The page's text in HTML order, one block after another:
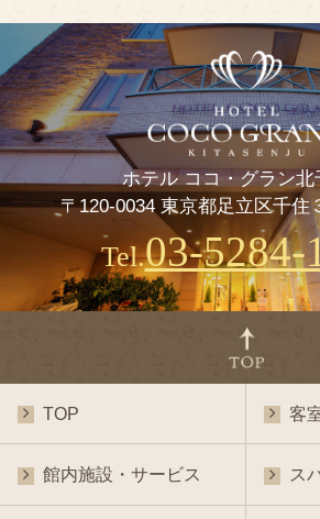
ホテル ココ・グラン
〒120-0034 東京都足立区千住
Tel.03-5284-
TOP 客
館内施設・サービス ス